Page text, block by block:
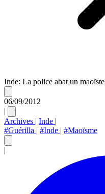
Inde: La police abat un maoïste
06/09/2012
|
Archives | Inde |
#Guérilla | #Inde | #Maoïsme
|